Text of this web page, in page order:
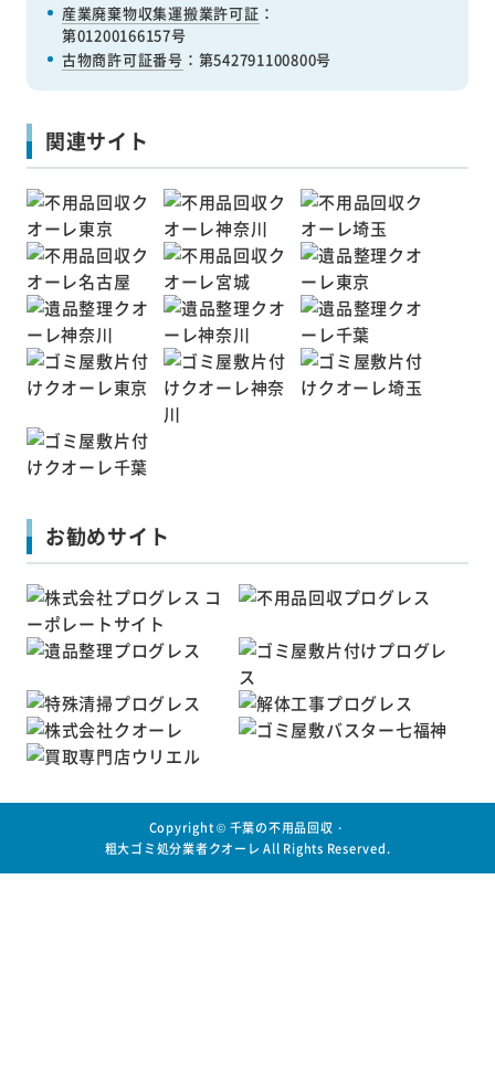
産業廃棄物収集運搬業許可証 ：
第01200166157号
古物商許可証番号 ：第542791100800号
関連サイト
お勧めサイト
Copyright © 千葉の不用品回収・
粗大ゴミ処分業者クオーレ All Rights Reserved.